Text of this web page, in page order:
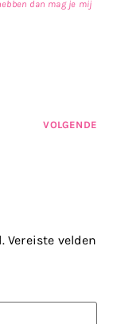
dan mag je mij
VOLGENDE
Vereiste velden